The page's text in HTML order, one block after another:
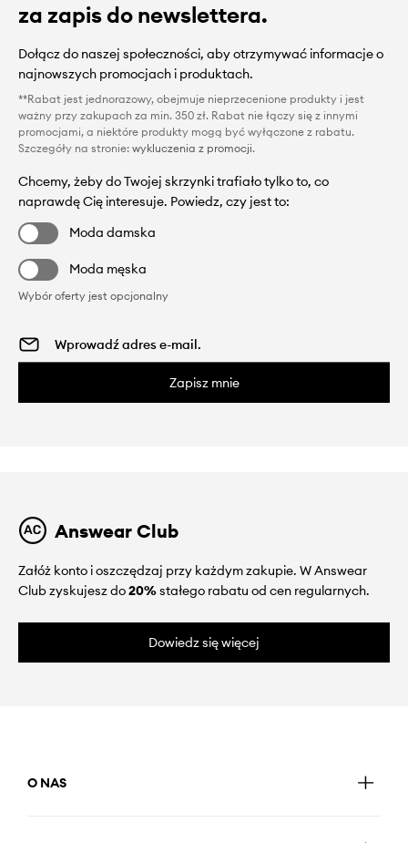
za zapis do newslettera.
Dołącz do naszej społeczności, aby otrzymywać informacje o
najnowszych promocjach i produktach.
**Rabat jest jednorazowy, obejmuje nieprzecenione produkty i jest
ważny przy zakupach za min. 350 zł. Rabat nie łączy się z innymi
promocjami, a niektóre produkty mogą być wyłączone z rabatu.
Szczegóły na stronie: wykluczenia z promocji.
Chcemy, żeby do Twojej skrzynki trafiało tylko to, co
naprawdę Cię interesuje. Powiedz, czy jest to:
Moda damska
Moda męska
Wybór oferty jest opcjonalny
Zapisz mnie
Answear Club
Załóż konto i oszczędzaj przy każdym zakupie. W Answear
Club zyskujesz do20%stałego rabatu od cen regularnych.
Dowiedz się więcej
O NAS